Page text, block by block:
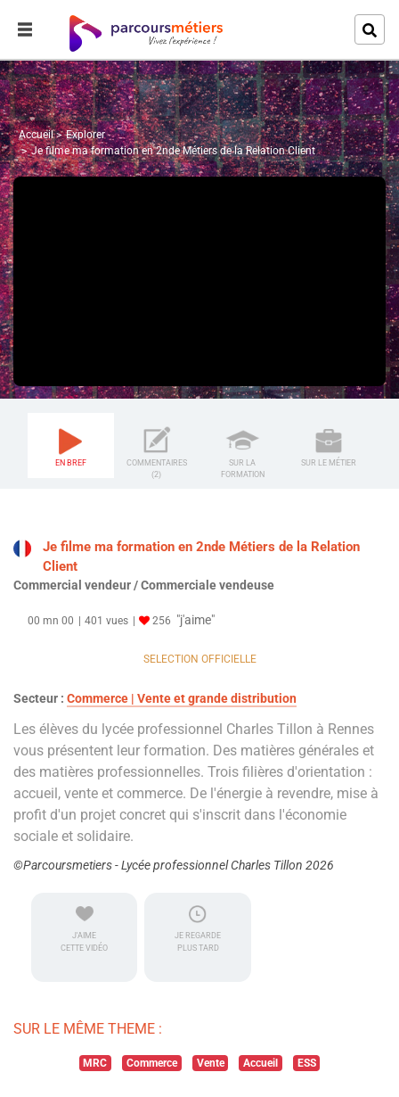
Accueil
Explorer
Je filme ma formation en 2nde Métiers de la Relation Client
EN BREF
COMMENTAIRES
(2)
SUR LA
FORMATION
SUR LE MÉTIER
Je filme ma formation en 2nde Métiers de la Relation
Client
Commercial vendeur / Commerciale vendeuse
00 mn 00 401 vues 256 "j'aime"
SELECTION OFFICIELLE
Secteur : Commerce | Vente et grande distribution
Les élèves du lycée professionnel Charles Tillon à Rennes
vous présentent leur formation. Des matières générales et
des matières professionnelles. Trois filières d'orientation :
accueil, vente et commerce. De l'énergie à revendre, mise à
profit d'un projet concret qui s'inscrit dans l'économie
sociale et solidaire.
©Parcoursmetiers - Lycée professionnel Charles Tillon 2026
J'AIME
CETTE VIDÉO
JE REGARDE
PLUS TARD
SUR LE MÊME THEME :
MRC Commerce Vente Accueil ESS